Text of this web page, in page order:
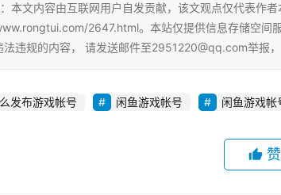
本文内容由互联网用户自发贡献，该文观点仅代表作者
2647.html。本站仅提供信息存储空间
违规的内容， 请发送邮件至2951220@qq.com举报，
发布游戏帐号 闲鱼游戏帐号 闲鱼游戏帐
赞